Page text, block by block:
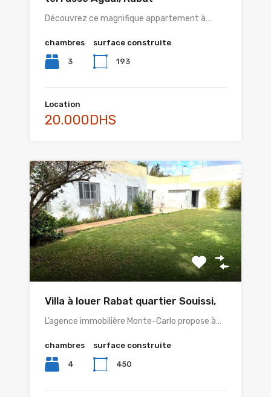
Découvrez ce magnifique appartement à…
chambres
3
surface construite
193
Location
20.000DHS
Villa à louer Rabat quartier Souissi,
L’agence immobilière Monte-Carlo propose à…
chambres
4
surface construite
450